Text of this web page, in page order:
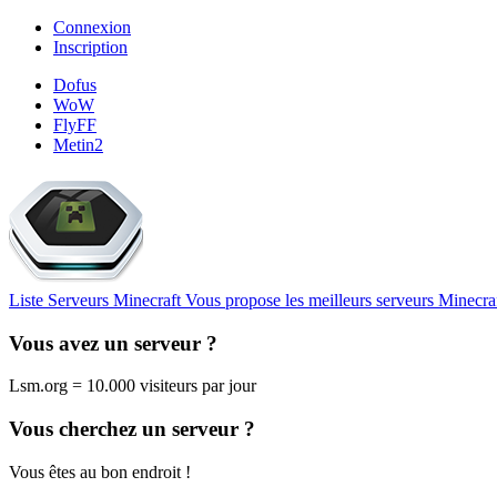
Connexion
Inscription
Dofus
WoW
FlyFF
Metin2
Liste Serveurs Minecraft Vous propose les meilleurs serveurs
Vous avez un serveur ?
Lsm.org = 10.000 visiteurs par jour
Vous cherchez un serveur ?
Vous êtes au bon endroit !